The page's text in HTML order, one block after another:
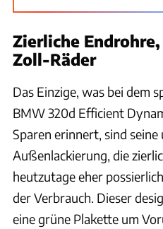
Zierliche
Zoll-Räder
Das Einzige, was bei dem
BMW 320d Efficient
Sparen erinnert, sind
Außenlackierung, die
heutzutage eher
der Verbrauch. Dieser
eine grüne Plakette um